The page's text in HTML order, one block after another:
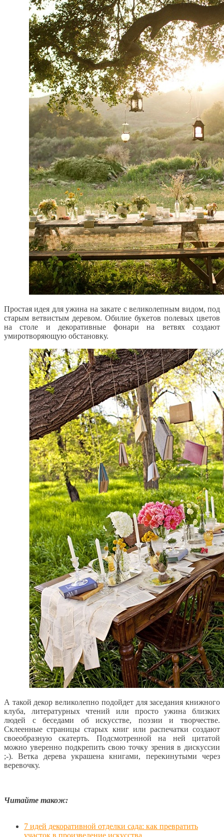
Простая идея для ужина на закате с великолепным видом, под
старым ветвистым деревом. Обилие букетов полевых цветов
на столе и декоративные фонари на ветвях создают
умиротворяющую обстановку.
А такой декор великолепно подойдет для заседания книжного
клуба, литературных чтений или просто ужина близких
людей с беседами об искусстве, поэзии и творчестве.
Склеенные страницы старых книг или распечатки создают
своеобразную скатерть. Подсмотренной на ней цитатой
можно уверенно подкрепить свою точку зрения в дискуссии
;-). Ветка дерева украшена книгами, перекинутыми через
веревочку.
Читайте також:
7 идей декоративной отделки сада: как превратить